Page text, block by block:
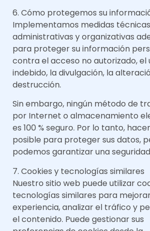
6. Cómo protegemos su
Implementamos medidas
administrativas y organizativas
para proteger su información
contra el acceso no autorizado, el
indebido, la divulgación, la
destrucción.
Sin embargo, ningún método de
por Internet o almacenamiento
es 100 % seguro. Por lo tanto,
posible para proteger sus datos,
podemos garantizar una
7. Cookies y tecnologías similares
Nuestro sitio web puede utilizar
tecnologías similares para
experiencia, analizar el tráfico y
el contenido. Puede gestionar sus